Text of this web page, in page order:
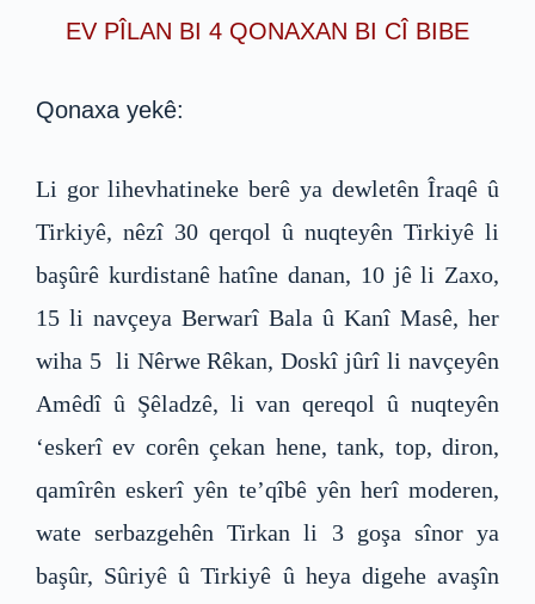
EV PÎLAN BI 4 QONAXAN BI CÎ BIBE
Qonaxa yekê:
Li gor lihevhatineke berê ya dewletên Îraqê û
Tirkiyê, nêzî 30 qerqol û nuqteyên Tirkiyê li
başûrê kurdistanê hatîne danan, 10 jê li Zaxo,
15 li navçeya Berwarî Bala û Kanî Masê, her
wiha 5 li Nêrwe Rêkan, Doskî jûrî li navçeyên
Amêdî û Şêladzê, li van qereqol û nuqteyên
‘eskerî ev corên çekan hene, tank, top, diron,
qamîrên eskerî yên te’qîbê yên herî moderen,
wate serbazgehên Tirkan li 3 goşa sînor ya
başûr, Sûriyê û Tirkiyê û heya digehe avaşîn